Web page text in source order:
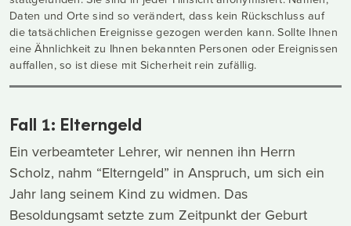
Daten und Orte sind so verändert, dass kein Rückschluss auf
die tatsächlichen Ereignisse gezogen werden kann. Sollte Ihnen
eine Ähnlichkeit zu Ihnen bekannten Personen oder Ereignissen
auffallen, so ist diese mit Sicherheit rein zufällig.
Fall 1: Elterngeld
Ein verbeamteter Lehrer, wir nennen ihn Herrn
Scholz, nahm “Elterngeld” in Anspruch, um sich ein
Jahr lang seinem Kind zu widmen. Das
Besoldungsamt setzte zum Zeitpunkt der Geburt